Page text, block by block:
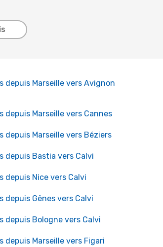
depuis Marseille vers Avignon
depuis Marseille vers Cannes
depuis Marseille vers Béziers
depuis Bastia vers Calvi
depuis Nice vers Calvi
depuis Gênes vers Calvi
depuis Bologne vers Calvi
depuis Marseille vers Figari